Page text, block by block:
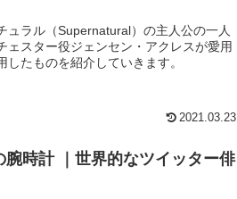
ュラル（Supernatural）の主人公の一人
ェスター役ジェンセン・アクレスが愛用
したものを紹介していきます。
2021.03.23
腕時計 ｜世界的なツイッター俳